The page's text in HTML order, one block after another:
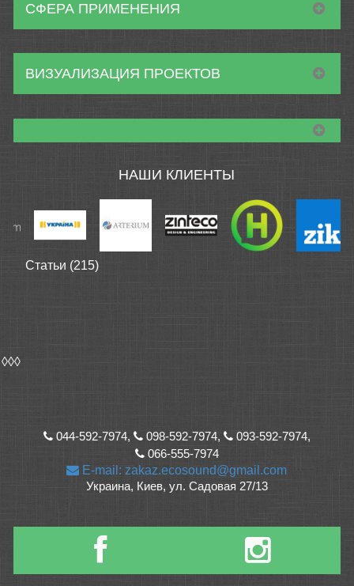
СФЕРА ПРИМЕНЕНИЯ
ВИЗУАЛИЗАЦИЯ ПРОЕКТОВ
НАШИ КЛИЕНТЫ
Статьи (215)
◊◊◊
044-592-7974, 098-592-7974,
093-592-7974,
066-555-7974
E-mail: zakaz.ecosound@gmail.com
Украина, Киев, ул. Садовая 27/13